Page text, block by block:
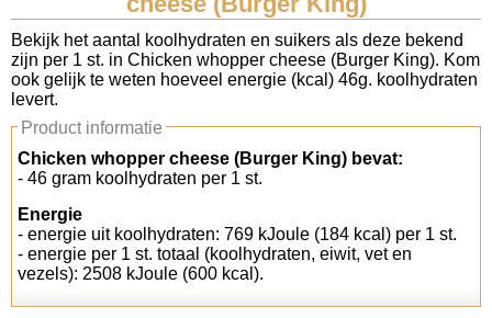
Koolhydraten tellen
Links
Bekijk het aantal koolhydraten en suikers als deze bekend
zijn per 1 st. in Chicken whopper cheese (Burger King). Kom
ook gelijk te weten hoeveel energie (kcal) 46g. koolhydraten
levert.
Product informatie
Chicken whopper cheese (Burger King) bevat:
- 46 gram koolhydraten per 1 st.
Energie
- energie uit koolhydraten: 769 kJoule (184 kcal) per 1 st.
- energie per 1 st. totaal (koolhydraten, eiwit, vet en
vezels): 2508 kJoule (600 kcal).